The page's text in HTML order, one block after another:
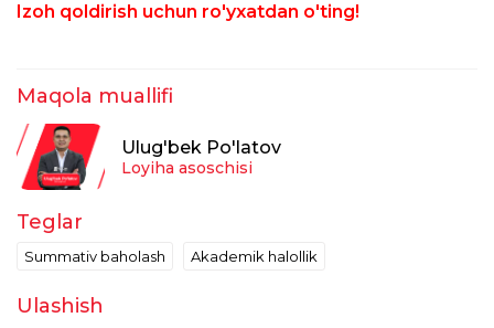
O'ta olmaysiz, Faqat o'qituvchi ertaga
nimadir topshirish kerak, sertifikat olish
kerak, o'qituvchixamma narsaga
ulgurmayapdi, kerak odam b2 olsin
kerakmasi o'zini diplomi bor shuni olganku
bilimi borligi uchun, qanaqadir bosim bor,
Javob
Gulmira Axmadaliyeva
Izoh qoldirish uchun ro'yxatdan o'ting!
Maqola muallifi
Ulug'bek Po'latov
Loyiha asoschisi
Teglar
Summativ baholash Akademik halollik
Ulashish